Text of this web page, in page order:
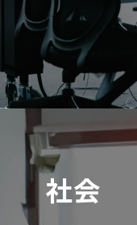
社会